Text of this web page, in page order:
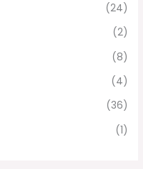
(24)
(2)
(8)
(4)
(36)
(1)